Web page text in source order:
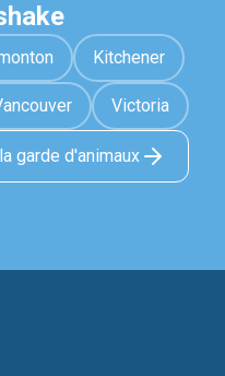
Kitchener
Victoria
garde d'animaux